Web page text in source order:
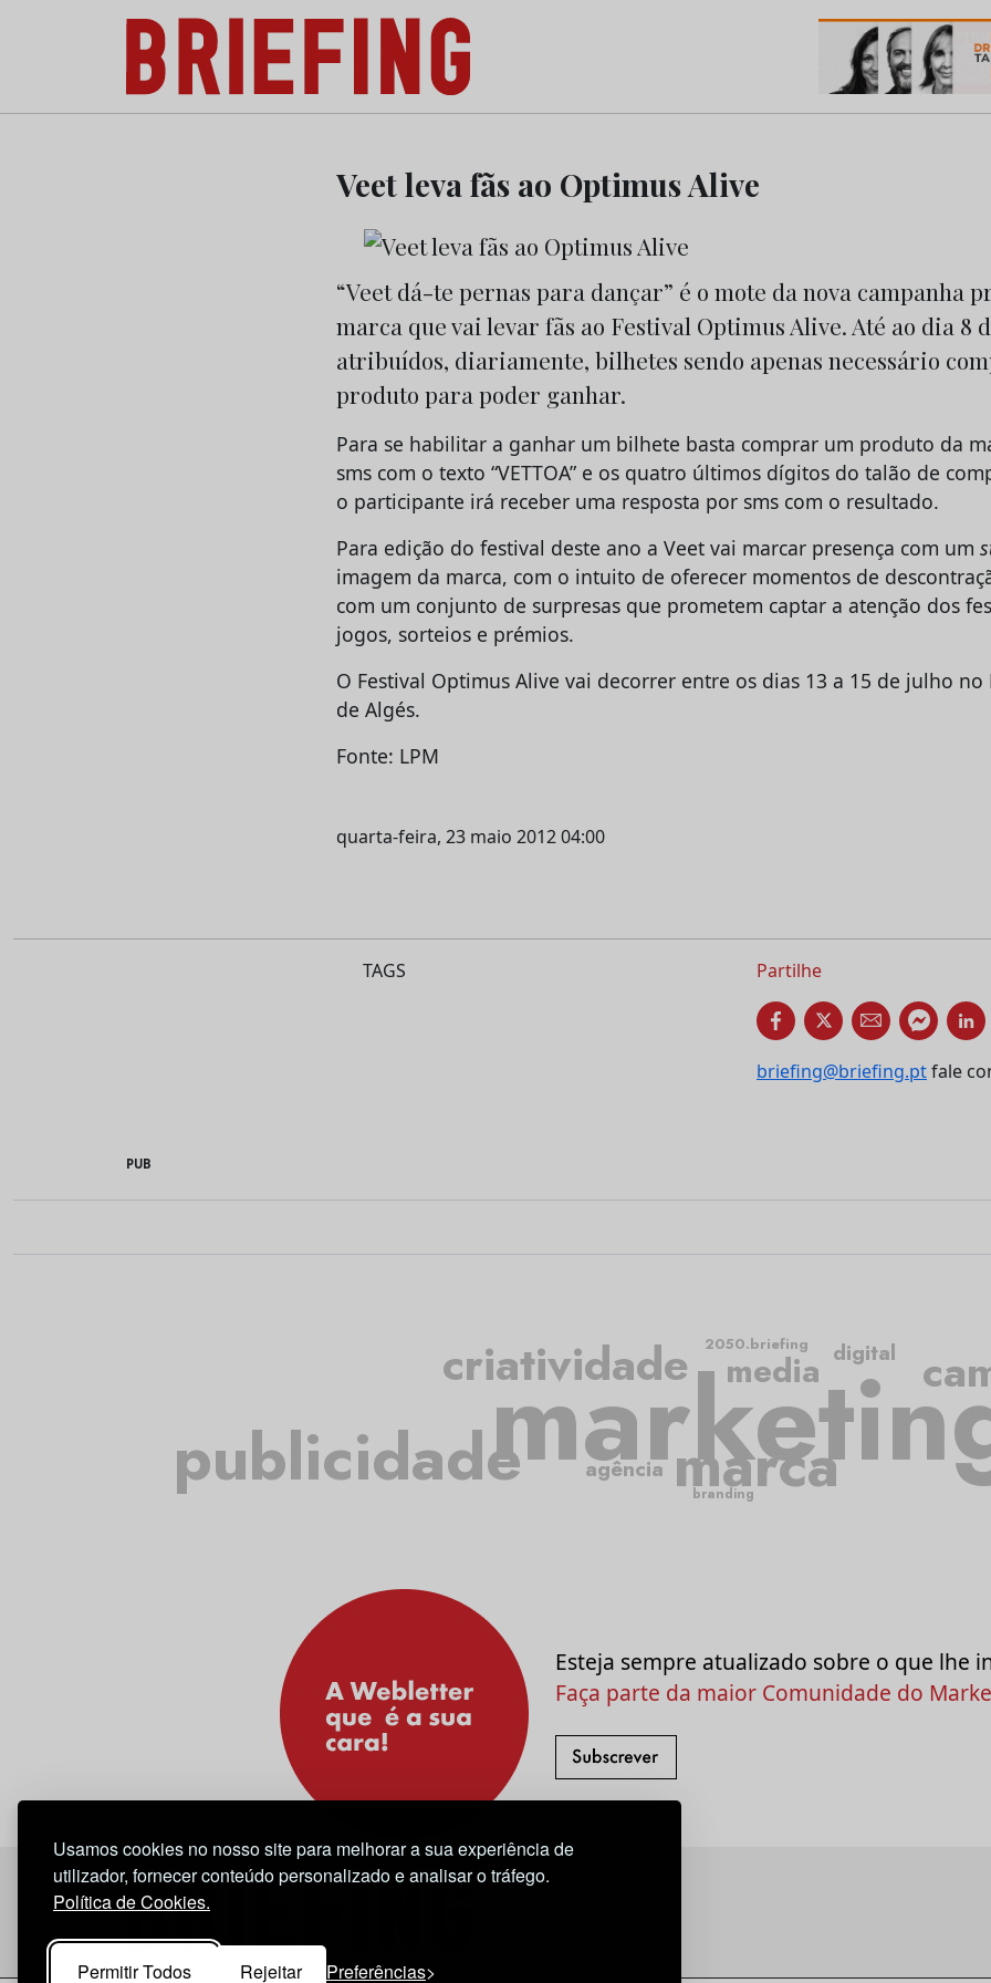
Usamos cookies no nosso site para melhorar a sua experiência de
utilizador, fornecer conteúdo personalizado e analisar o tráfego.
Política de Cookies.
Permitir Todos Rejeitar Preferências
Briefing: Todas as notícias sobre os negócios do Marketing e da Publicidade
Veet leva fãs ao Optimus Alive
“Veet dá-te pernas para dançar” é o mote da nova campanha
marca que vai levar fãs ao Festival Optimus Alive. Até ao dia 8
atribuídos, diariamente, bilhetes sendo apenas necessário
produto para poder ganhar.
Para se habilitar a ganhar um bilhete basta comprar um produto da
sms com o texto “VETTOA” e os quatro últimos dígitos do talão de
o participante irá receber uma resposta por sms com o resultado.
Para edição do festival deste ano a Veet vai marcar presença com um
imagem da marca, com o intuito de oferecer momentos de
com um conjunto de surpresas que prometem captar a atenção dos
jogos, sorteios e prémios.
O Festival Optimus Alive vai decorrer entre os dias 13 a 15 de julho
de Algés.
Fonte: LPM
quarta-feira, 23 maio 2012 04:00
TAGS Partilhe
briefing@briefing.ptfale
PUB
publicidade marca
criatividade media
agência
digital
2050.briefing
branding
Esteja sempre atualizado sobre o que lhe
Faça parte da maior Comunidade do